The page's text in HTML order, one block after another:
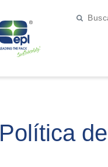
Política